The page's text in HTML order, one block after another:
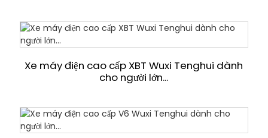
Xe máy điện cao cấp XBT Wuxi Tenghui dành
cho người lớn...